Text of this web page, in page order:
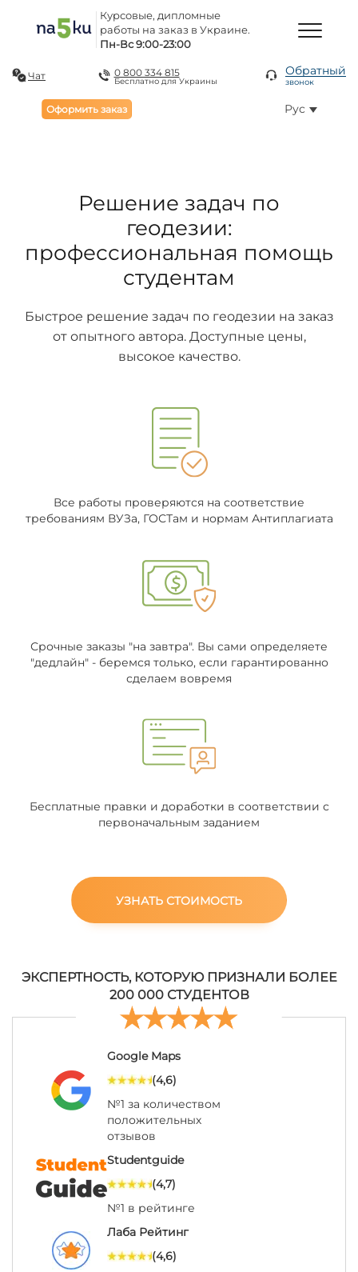
Курсовые, дипломные
работы на заказ в Украине.
Пн-Вс 9:00-23:00
Чат 0 800 334 815
Бесплатно для Украины
Обратный
звонок
Оформить заказ Рус
Решение задач по
геодезии:
профессиональная помощь
студентам
Быстрое решение задач по геодезии на заказ
от опытного автора. Доступные цены,
высокое качество.
Все работы проверяются на соответствие
требованиям ВУЗа, ГОСТам и нормам Антиплагиата
Срочные заказы "на завтра". Вы сами определяете
"дедлайн" - беремся только, если гарантированно
сделаем вовремя
Бесплатные правки и доработки в соответствии с
первоначальным заданием
УЗНАТЬ СТОИМОСТЬ
ЭКСПЕРТНОСТЬ, КОТОРУЮ ПРИЗНАЛИ БОЛЕЕ
200 000 СТУДЕНТОВ
Google Maps
(4,6)
№1 за количеством
положительных
отзывов
Studentguide
(4,7)
№1 в рейтинге
Лаба Рейтинг
(4,6)